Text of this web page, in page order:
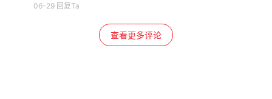
06-29 回复Ta
查看更多评论